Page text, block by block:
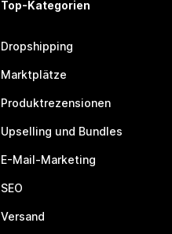
Top-Kategorien
Dropshipping
Marktplätze
Produktrezensionen
Upselling und Bundles
E-Mail-Marketing
SEO
Versand